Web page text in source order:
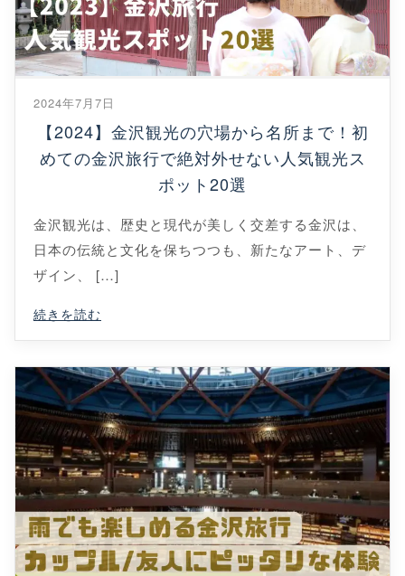
2024年7月7日
【2024】金沢観光の穴場から名所まで！初
めての金沢旅行で絶対外せない人気観光ス
ポット20選
金沢観光は、歴史と現代が美しく交差する金沢は、
日本の伝統と文化を保ちつつも、新たなアート、デ
ザイン、 […]
続きを読む